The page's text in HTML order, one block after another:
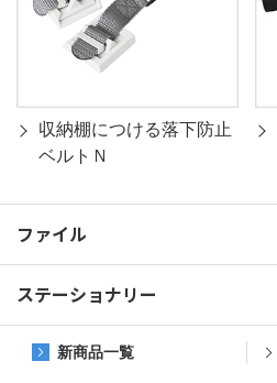
収納棚につける落下防止
ベルトＮ
ファイル
ステーショナリー
新商品一覧